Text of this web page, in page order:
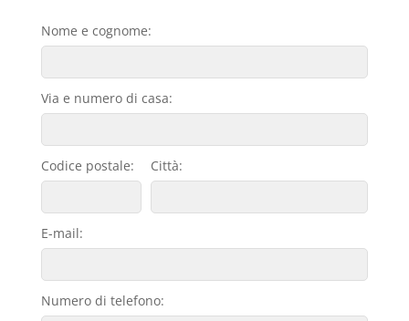
Nome e cognome:
Via e numero di casa:
Codice postale: Città:
E-mail:
Numero di telefono: